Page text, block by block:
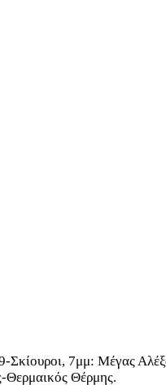
Σκίουροι, 7μμ: Μέγας
Θέρμης.